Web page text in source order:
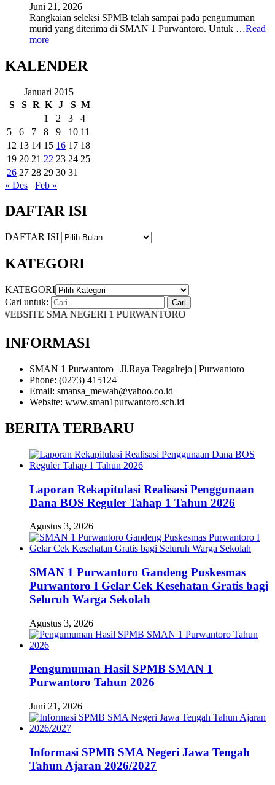
Juni 21, 2026
Rangkaian seleksi SPMB telah sampai pada pengumuman
murid yang diterima di SMAN 1 Purwantoro. Untuk …Read
more
KALENDER
Januari 2015
S
S R K J S M
1
2 3
4
5
6 7 8 9 10 11
12 13 14 15 16 17 18
19 20 21 22 23 24 25
26 27 28 29 30 31
« Des
Feb »
DAFTAR ISI
DAFTAR ISI
KATEGORI
KATEGORI
Cari untuk:
SMA NEGERI 1 PURWANTORO
INFORMASI
SMAN 1 Purwantoro | Jl.Raya Teagalrejo | Purwantoro
Phone: (0273) 415124
Email: smansa_mewah@yahoo.co.id
Website: www.sman1purwantoro.sch.id
BERITA TERBARU
Laporan Rekapitulasi Realisasi Penggunaan
Dana BOS Reguler Tahap 1 Tahun 2026
Agustus 3, 2026
SMAN 1 Purwantoro Gandeng Puskesmas
Purwantoro I Gelar Cek Kesehatan Gratis bagi
Seluruh Warga Sekolah
Agustus 3, 2026
Pengumuman Hasil SPMB SMAN 1
Purwantoro Tahun 2026
Juni 21, 2026
Informasi SPMB SMA Negeri Jawa Tengah
Tahun Ajaran 2026/2027